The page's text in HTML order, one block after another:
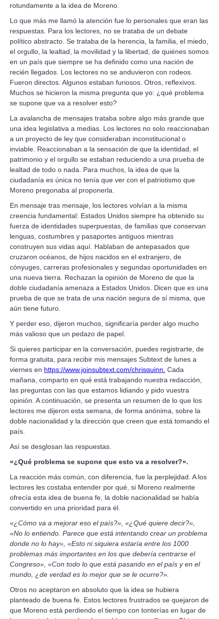
rotundamente a la idea de Moreno.
Lo que más me llamó la atención fue lo personales que eran las
respuestas. Para los lectores, no se trataba de un debate
político abstracto. Se trataba de la herencia, la familia, el miedo,
el orgullo, la lealtad, la movilidad y la libertad, de quiénes somos
en un país que siempre se ha definido como una nación de
recién llegados. Los lectores no se anduvieron con rodeos.
Fueron directos. Algunos estaban furiosos. Otros, reflexivos.
Muchos se hicieron la misma pregunta que yo: ¿qué problema
se supone que va a resolver esto?
La avalancha de mensajes trataba sobre algo más grande que
una idea legislativa a medias. Los lectores no solo reaccionaban
a un proyecto de ley que consideraban inconstitucional o
inviable. Reaccionaban a la sensación de que la identidad, el
patrimonio y el orgullo se estaban reduciendo a una prueba de
lealtad de todo o nada. Para muchos, la idea de que la
ciudadanía es única no tenía que ver con el patriotismo que
Moreno pregonaba al proponerla.
En mensaje tras mensaje, los lectores volvían a la misma
creencia fundamental: Estados Unidos siempre ha obtenido su
fuerza de identidades superpuestas, de familias que conservan
lenguas, costumbres y pasaportes antiguos mientras
construyen sus vidas aquí. Hablaban de antepasados que
cruzaron océanos, de hijos nacidos en el extranjero, de
cónyuges, carreras profesionales y segundas oportunidades en
una nueva tierra. Rechazan la opinión de Moreno de que la
doble ciudadanía amenaza a Estados Unidos. Dicen que es una
prueba de que se trata de una nación segura de sí misma, que
aún tiene futuro.
Y perder eso, dijeron muchos, significaría perder algo mucho
más valioso que un pedazo de papel.
Si quieres participar en la conversación, puedes registrarte, de
forma gratuita, para recibir mis mensajes Subtext de lunes a
viernes en https://www.joinsubtext.com/chrisquinn. Cada
mañana, comparto en qué está trabajando nuestra redacción,
las preguntas con las que estamos lidiando y pido vuestra
opinión. A continuación, se presenta un resumen de lo que los
lectores me dijeron esta semana, de forma anónima, sobre la
doble nacionalidad y la dirección que creen que está tomando el
país.
Así se desglosan las respuestas.
«¿Qué problema se supone que esto va a resolver?».
La reacción más común, con diferencia, fue la perplejidad. A los
lectores les costaba entender por qué, si Moreno realmente
ofrecía esta idea de buena fe, la doble nacionalidad se había
convertido en una prioridad para él.
«¿Cómo va a mejorar eso el país?», «¿Qué quiere decir?»,
«No lo entiendo. Parece que está intentando crear un problema
donde no lo hay», «Esto ni siquiera estaría entre los 1000
problemas más importantes en los que debería centrarse el
Congreso», «Con todo lo que está pasando en el país y en el
mundo, ¿de verdad es lo mejor que se le ocurre?».
Otros no aceptaron en absoluto que la idea se hubiera
planteado de buena fe. Estos lectores frustrados se quejaron de
que Moreno está perdiendo el tiempo con tonterías en lugar de